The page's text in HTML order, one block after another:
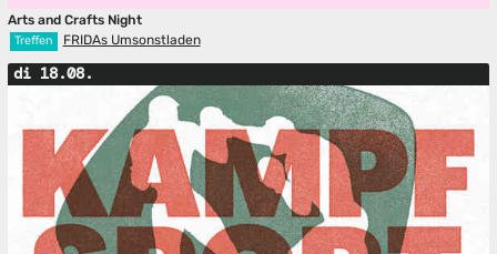
Arts and Crafts Night
Treffen FRIDAs Umsonstladen
di 18.08.